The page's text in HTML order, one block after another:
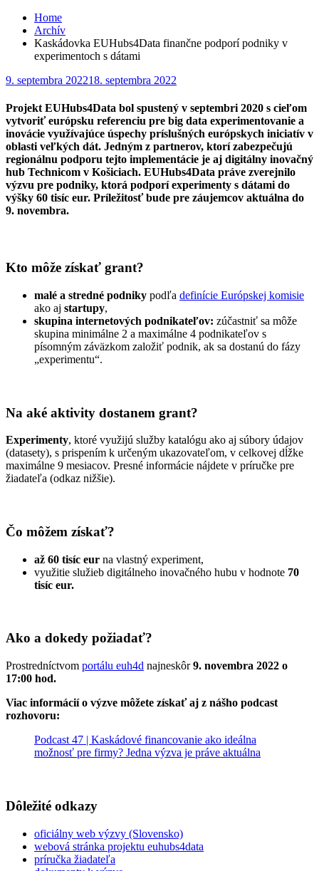
Home
Archív
Kaskádovka EUHubs4Data finančne podporí podniky v
experimentoch s dátami
Posted
9. septembra 202218. septembra 2022
Projekt EUHubs4Data bol spustený v septembri 2020 s cieľom
vytvoriť európsku referenciu pre big data experimentovanie a
inovácie využívajúce úspechy príslušných európskych iniciatív v
oblasti veľkých dát. Jedným z partnerov, ktorí zabezpečujú
regionálnu podporu tejto implementácie je aj digitálny inovačný
hub Technicom v Košiciach. EUHubs4Data práve zverejnilo
výzvu pre podniky, ktorá podporí experimenty s dátami do
výšky 60 tisíc eur. Príležitosť bude pre záujemcov aktuálna do
9. novembra.
Kto môže získať grant?
malé a stredné podniky podľa definície Európskej komisie
ako aj startupy,
skupina internetových podnikateľov: zúčastniť sa môže
skupina minimálne 2 a maximálne 4 podnikateľov s
písomným záväzkom založiť podnik, ak sa dostanú do fázy
„experimentu“.
Na aké aktivity dostanem grant?
Experimenty, ktoré využijú služby katalógu ako aj súbory údajov
(datasety), s prispením k určeným ukazovateľom, v celkovej dĺžke
maximálne 9 mesiacov. Presné informácie nájdete v príručke pre
žiadateľa (odkaz nižšie).
Čo môžem získať?
až 60 tisíc eur na vlastný experiment,
využitie služieb digitálneho inovačného hubu v hodnote 70
tisíc eur.
Ako a dokedy požiadať?
Prostredníctvom portálu euh4d najneskôr9. novembra 2022 o
17:00 hod.
Viac informácií o výzve môžete získať aj z nášho podcast
rozhovoru:
Podcast 47 | Kaskádové financovanie ako ideálna
možnosť pre firmy? Jedna výzva je práve aktuálna
Dôležité odkazy
oficiálny web výzvy (Slovensko)
webová stránka projektu euhubs4data
príručka žiadateľa